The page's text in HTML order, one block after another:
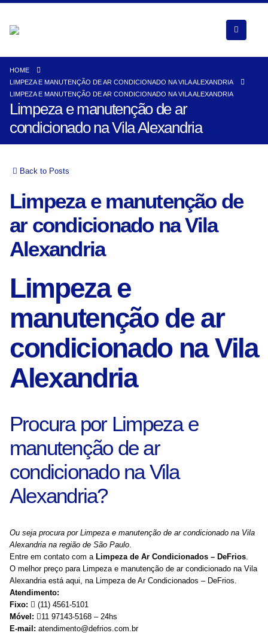
HOME
LIMPEZA E MANUTENÇÃO DE AR CONDICIONADO NA VILA ALEXANDRIA
LIMPEZA E MANUTENÇÃO DE AR CONDICIONADO NA VILA ALEXANDRIA
Limpeza e manutenção de ar
condicionado na Vila Alexandria
Back to Posts
Limpeza e manutenção de
ar condicionado na Vila
Alexandria
Limpeza e
manutenção de ar
condicionado na Vila
Alexandria
Procura por Limpeza e
manutenção de ar
condicionado na Vila
Alexandria?
Ou seja procura por Limpeza e manutenção de ar condicionado na Vila
Alexandria na região de São Paulo.
Entre em contato com a Limpeza de Ar Condicionados – DeFrios.
O melhor preço para Limpeza e manutenção de ar condicionado na Vila
Alexandria está aqui, na Limpeza de Ar Condicionados – DeFrios.
Atendimento:
Fixo:
(11) 4561-5101
Móvel:
11 97143-5168 – 24hs
E-mail: atendimento@defrios.com.br